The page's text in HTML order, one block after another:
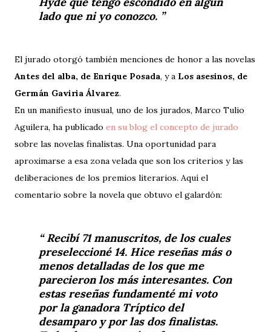
lado que ni yo conozco.
El jurado otorgó también menciones de honor a las novelas
Antes del alba, de Enrique Posada, y a Los asesinos, de
Germán Gaviria Álvarez.
En un manifiesto inusual, uno de los jurados, Marco Tulio
Aguilera, ha publicado en su blog el concepto de jurado
sobre las novelas finalistas. Una oportunidad para
aproximarse a esa zona velada que son los criterios y las
deliberaciones de los premios literarios. Aquí el
comentario sobre la novela que obtuvo el galardón:
Recibí 71 manuscritos, de los cuales
preseleccioné 14. Hice reseñas más o
menos detalladas de los que me
parecieron los más interesantes. Con
estas reseñas fundamenté mi voto
por la ganadora Tríptico del
desamparo y por las dos finalistas.